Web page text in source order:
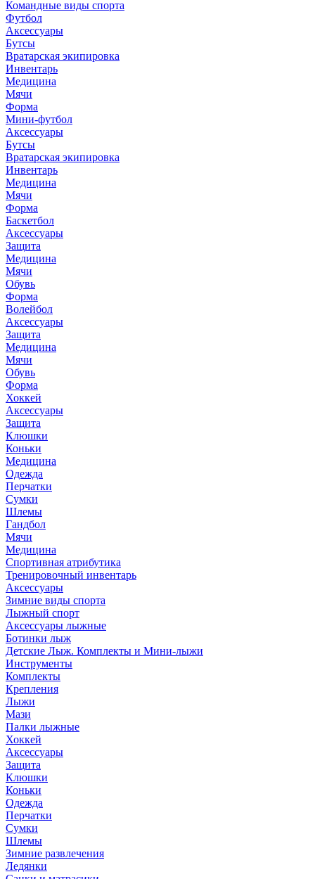
Командные виды спорта
Футбол
Аксессуары
Бутсы
Вратарская экипировка
Инвентарь
Медицина
Мячи
Форма
Мини-футбол
Аксессуары
Бутсы
Вратарская экипировка
Инвентарь
Медицина
Мячи
Форма
Баскетбол
Аксессуары
Защита
Медицина
Мячи
Обувь
Форма
Волейбол
Аксессуары
Защита
Медицина
Мячи
Обувь
Форма
Хоккей
Аксессуары
Защита
Клюшки
Коньки
Медицина
Одежда
Перчатки
Сумки
Шлемы
Гандбол
Мячи
Медицина
Спортивная атрибутика
Тренировочный инвентарь
Аксессуары
Зимние виды спорта
Лыжный спорт
Аксессуары лыжные
Ботинки лыж
Детские Лыж. Комплекты и Мини-лыжи
Инструменты
Комплекты
Крепления
Лыжи
Мази
Палки лыжные
Хоккей
Аксессуары
Защита
Клюшки
Коньки
Одежда
Перчатки
Сумки
Шлемы
Зимние развлечения
Ледянки